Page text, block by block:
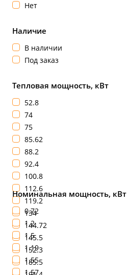
Нет
Наличие
В наличии
Под заказ
Тепловая мощность, кВт
52.8
74
75
85.62
88.2
92.4
100.8
112.6
119.2
134
144.72
145.5
152.3
185.5
Номинальная мощность, кВт
0.72
1.2
1.5
1.19
1.55
1.57